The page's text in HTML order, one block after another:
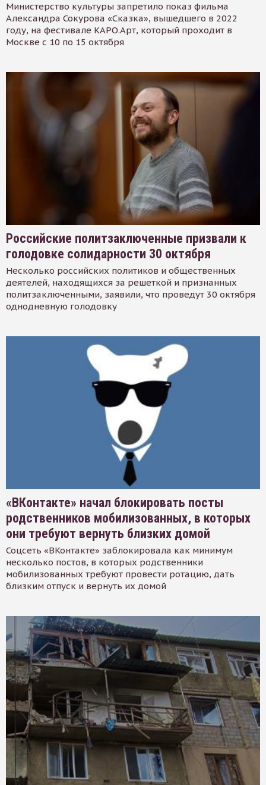
Министерство культуры запретило показ фильма
Александра Сокурова «Сказка», вышедшего в 2022
году, на фестивале КАРО.Арт, который проходит в
Москве с 10 по 15 октября
Российские политзаключенные призвали к
голодовке солидарности 30 октября
Несколько российских политиков и общественных
деятелей, находящихся за решеткой и признанных
политзаключенными, заявили, что проведут 30 октября
однодневную голодовку
«ВКонтакте» начал блокировать посты
родственников мобилизованных, в которых
они требуют вернуть близких домой
Соцсеть «ВКонтакте» заблокировала как минимум
несколько постов, в которых родственники
мобилизованных требуют провести ротацию, дать
близким отпуск и вернуть их домой